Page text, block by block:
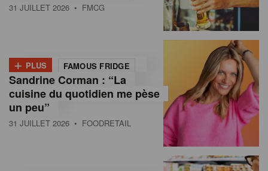
o
m
a
31 JUILLET 2026 • FMCG
+ PLUS FAMOUS FRIDGE
Sandrine Corman : “La
cuisine du quotidien me pèse
un peu”
31 JUILLET 2026 • FOODRETAIL